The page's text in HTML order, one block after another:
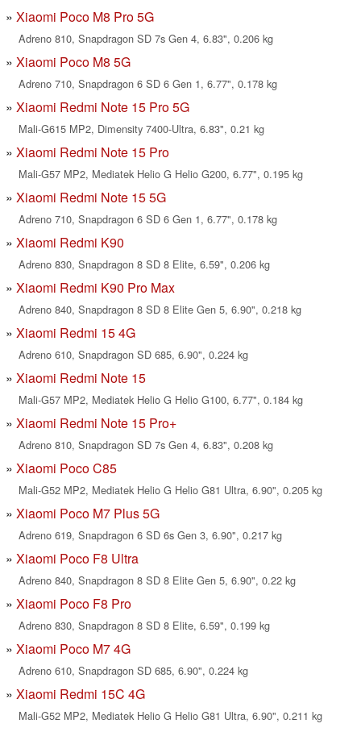
Xiaomi Poco M8 Pro 5G
Adreno 810, Snapdragon SD 7s Gen 4, 6.83", 0.206 kg
Xiaomi Poco M8 5G
Adreno 710, Snapdragon 6 SD 6 Gen 1, 6.77", 0.178 kg
Xiaomi Redmi Note 15 Pro 5G
Mali-G615 MP2, Dimensity 7400-Ultra, 6.83", 0.21 kg
Xiaomi Redmi Note 15 Pro
Mali-G57 MP2, Mediatek Helio G Helio G200, 6.77", 0.195 kg
Xiaomi Redmi Note 15 5G
Adreno 710, Snapdragon 6 SD 6 Gen 1, 6.77", 0.178 kg
Xiaomi Redmi K90
Adreno 830, Snapdragon 8 SD 8 Elite, 6.59", 0.206 kg
Xiaomi Redmi K90 Pro Max
Adreno 840, Snapdragon 8 SD 8 Elite Gen 5, 6.90", 0.218 kg
Xiaomi Redmi 15 4G
Adreno 610, Snapdragon SD 685, 6.90", 0.224 kg
Xiaomi Redmi Note 15
Mali-G57 MP2, Mediatek Helio G Helio G100, 6.77", 0.184 kg
Xiaomi Redmi Note 15 Pro+
Adreno 810, Snapdragon SD 7s Gen 4, 6.83", 0.208 kg
Xiaomi Poco C85
Mali-G52 MP2, Mediatek Helio G Helio G81 Ultra, 6.90", 0.205 kg
Xiaomi Poco M7 Plus 5G
Adreno 619, Snapdragon 6 SD 6s Gen 3, 6.90", 0.217 kg
Xiaomi Poco F8 Ultra
Adreno 840, Snapdragon 8 SD 8 Elite Gen 5, 6.90", 0.22 kg
Xiaomi Poco F8 Pro
Adreno 830, Snapdragon 8 SD 8 Elite, 6.59", 0.199 kg
Xiaomi Poco M7 4G
Adreno 610, Snapdragon SD 685, 6.90", 0.224 kg
Xiaomi Redmi 15C 4G
Mali-G52 MP2, Mediatek Helio G Helio G81 Ultra, 6.90", 0.211 kg